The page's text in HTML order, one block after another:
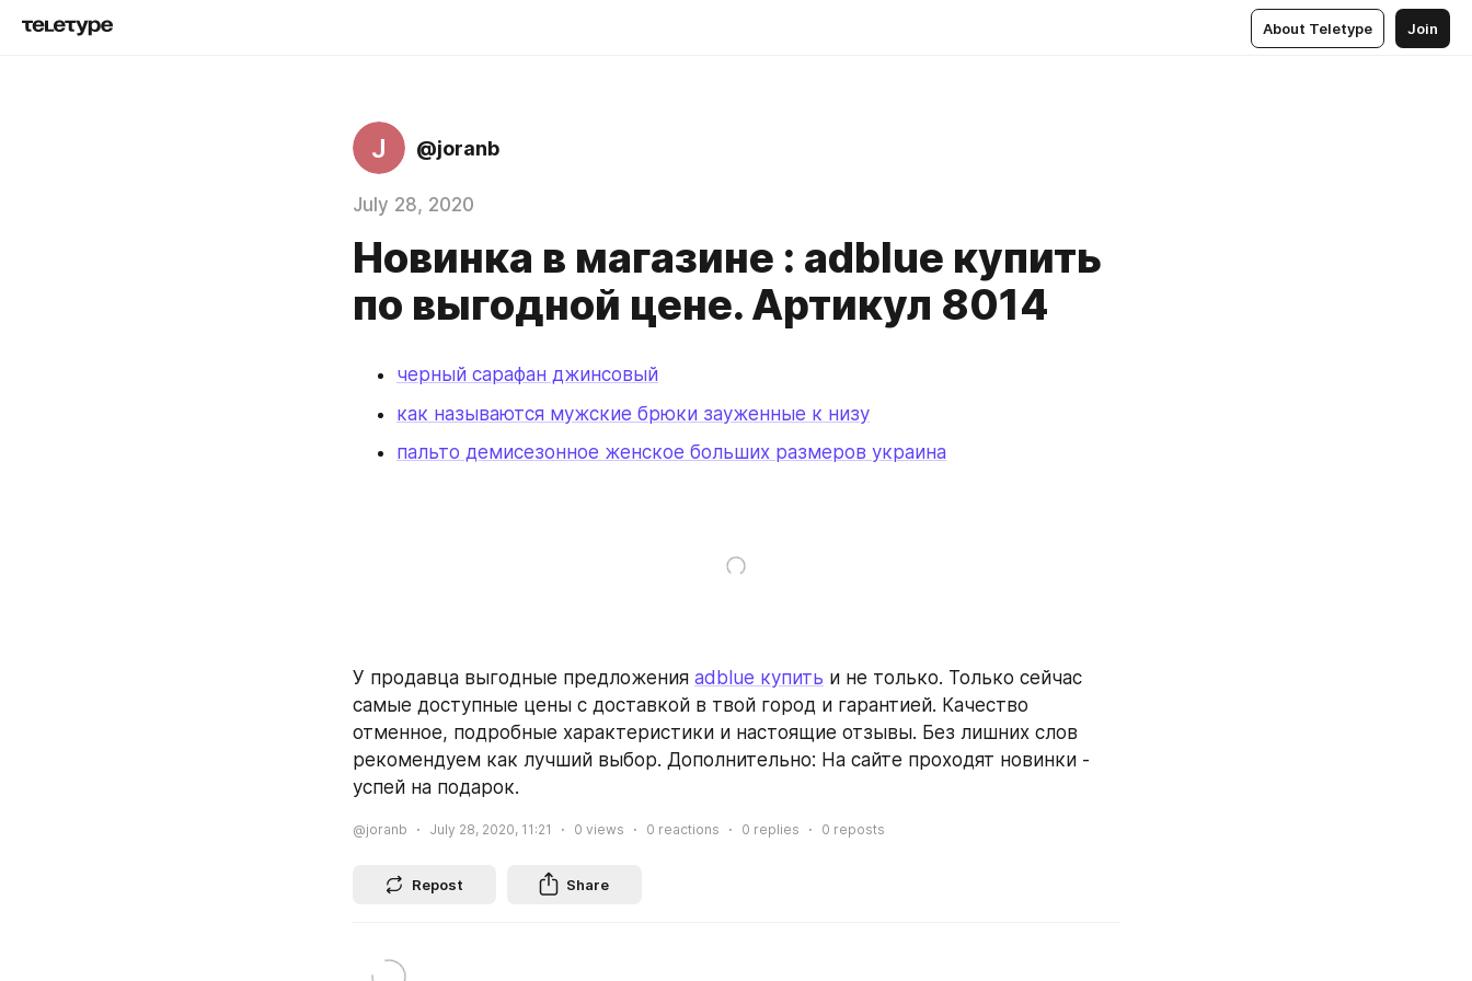
About Teletype Join
J @joranb
July 28, 2020
Новинка в магазине : adblue купить
по выгодной цене. Артикул 8014
черный сарафан джинсовый
как называются мужские брюки зауженные к низу
пальто демисезонное женское больших размеров украина
У продавца выгодные предложения adblue купить и не только. Только сейчас
самые доступные цены с доставкой в твой город и гарантией. Качество
отменное, подробные характеристики и настоящие отзывы. Без лишних слов
рекомендуем как лучший выбор. Дополнительно: На сайте проходят новинки -
успей на подарок.
@joranb July 28, 2020, 11:21 0 views 0 reactions 0 replies 0 reposts
Repost Share